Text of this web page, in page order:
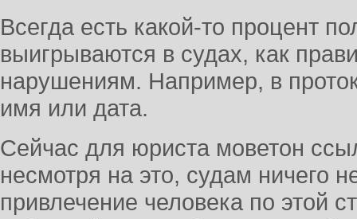
Всегда есть какой-то процент
выигрываются в судах, как
нарушениям. Например, в
имя или дата.
Сейчас для юриста моветон
несмотря на это, судам ничего
привлечение человека по этой